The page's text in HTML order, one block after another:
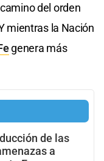
del orden
mientras la Nación
genera más
de las
a